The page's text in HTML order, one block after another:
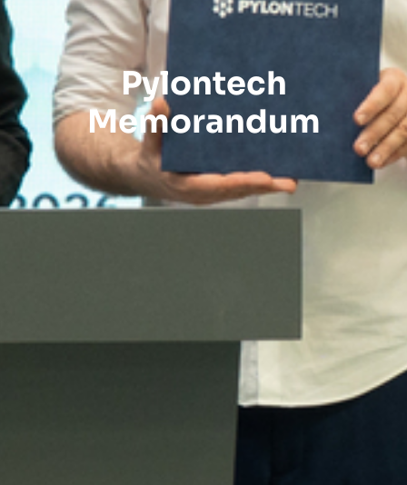
Pylontech
Memorandum